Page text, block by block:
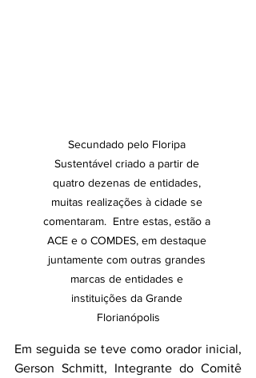
Secundado pelo Floripa
Sustentável criado a partir de
quatro dezenas de entidades,
muitas realizações à cidade se
comentaram.  Entre estas, estão a
ACE e o COMDES, em destaque
juntamente com outras grandes
marcas de entidades e
instituições da Grande
Florianópolis
Em seguida se teve como orador inicial,
Gerson Schmitt, Integrante do Comitê